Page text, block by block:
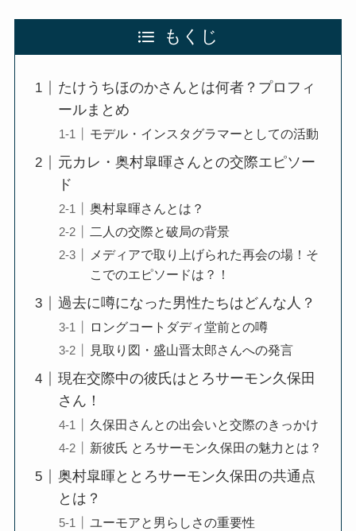
もくじ
たけうちほのかさんとは何者？プロフィ
ールまとめ
モデル・インスタグラマーとしての活動
元カレ・奥村皐暉さんとの交際エピソー
ド
奥村皐暉さんとは？
二人の交際と破局の背景
メディアで取り上げられた再会の場！そ
こでのエピソードは？！
過去に噂になった男性たちはどんな人？
ロングコートダディ堂前との噂
見取り図・盛山晋太郎さんへの発言
現在交際中の彼氏はとろサーモン久保田
さん！
久保田さんとの出会いと交際のきっかけ
新彼氏 とろサーモン久保田の魅力とは？
奥村皐暉ととろサーモン久保田の共通点
とは？
ユーモアと男らしさの重要性